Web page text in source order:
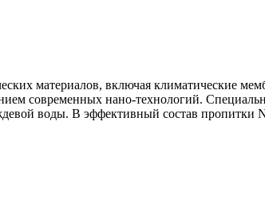
материалов, включая климатические
современных нано-технологий.
воды. В эффективный состав пропитки